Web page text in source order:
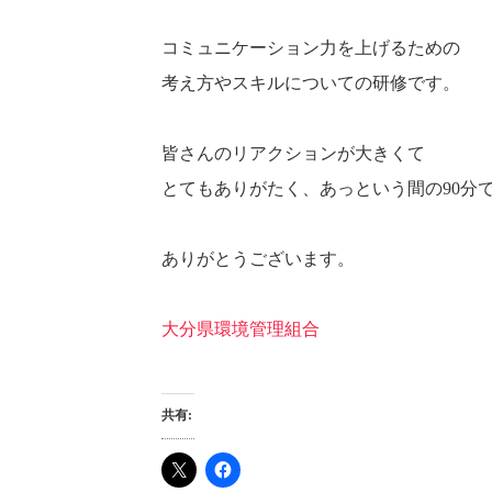
コミュニケーション力を上げるための
考え方やスキルについての研修です。
皆さんのリアクションが大きくて
とてもありがたく、あっという間の90分
ありがとうございます。
大分県環境管理組合
共有: